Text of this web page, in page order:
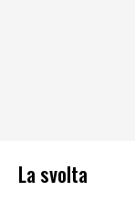
La svolta